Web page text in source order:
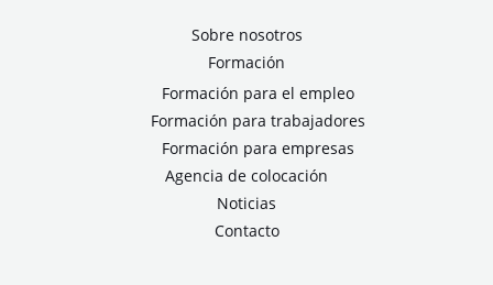
Sobre nosotros
Formación
Formación para el empleo
Formación para trabajadores
Formación para empresas
Agencia de colocación
Noticias
Contacto